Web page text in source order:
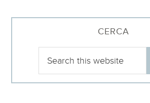
CERCA